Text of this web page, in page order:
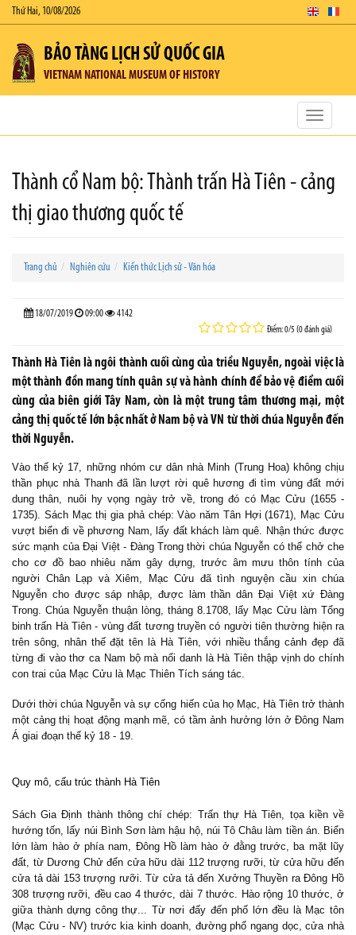
Thứ Hai, 10/08/2026
BẢO TÀNG LỊCH SỬ QUỐC GIA
VIETNAM NATIONAL MUSEUM OF HISTORY
Toggle
Thành cổ Nam bộ: Thành trấn Hà Tiên - cảng
thị giao thương quốc tế
Trang chủ Nghiên cứu Kiến thức Lịch sử - Văn hóa
18/07/2019 09:00 4142
Điểm: 0/5 (0 đánh giá)
Thành Hà Tiên là ngôi thành cuối cùng của triều Nguyễn, ngoài việc là
một thành đồn mang tính quân sự và hành chính để bảo vệ điểm cuối
cùng của biên giới Tây Nam, còn là một trung tâm thương mại, một
cảng thị quốc tế lớn bậc nhất ở Nam bộ và VN từ thời chúa Nguyễn đến
thời Nguyễn.
Vào thế kỷ 17, những nhóm cư dân nhà Minh (Trung Hoa) không chịu
thần phục nhà Thanh đã lần lượt rời quê hương đi tìm vùng đất mới
dung thân, nuôi hy vọng ngày trở về, trong đó có Mạc Cửu (1655 -
1735). Sách Mạc thị gia phả chép: Vào năm Tân Hợi (1671), Mạc Cửu
vượt biển đi về phương Nam, lấy đất khách làm quê. Nhận thức được
sức mạnh của Đại Việt - Đàng Trong thời chúa Nguyễn có thể chở che
cho cơ đồ bao nhiêu năm gây dựng, trước âm mưu thôn tính của
người Chân Lạp và Xiêm, Mạc Cửu đã tình nguyện cầu xin chúa
Nguyễn cho được sáp nhập, được làm thần dân Đại Việt xứ Đàng
Trong. Chúa Nguyễn thuận lòng, tháng 8.1708, lấy Mạc Cửu làm Tổng
binh trấn Hà Tiên - vùng đất tương truyền có người tiên thường hiện ra
trên sông, nhân thế đặt tên là Hà Tiên, với nhiều thắng cảnh đẹp đã
từng đi vào thơ ca Nam bộ mà nổi danh là Hà Tiên thập vịnh do chính
con trai của Mạc Cửu là Mạc Thiên Tích sáng tác.
Dưới thời chúa Nguyễn và sự cống hiến của họ Mạc, Hà Tiên trở thành
một cảng thị hoạt động mạnh mẽ, có tầm ảnh hưởng lớn ở Đông Nam
Á giai đoạn thế kỷ 18 - 19.
Quy mô, cấu trúc thành Hà Tiên
Sách Gia Định thành thông chí chép: Trấn thự Hà Tiên, tọa kiền về
hướng tốn, lấy núi Bình Sơn làm hậu hộ, núi Tô Châu làm tiền án. Biển
lớn làm hào ở phía nam, Đông Hồ làm hào ở đằng trước, ba mặt lũy
đất, từ Dương Chử đến cửa hữu dài 112 trượng rưỡi, từ cửa hữu đến
cửa tả dài 153 trượng rưỡi. Từ cửa tả đến Xưởng Thuyền ra Đông Hồ
308 trượng rưỡi, đều cao 4 thước, dài 7 thước. Hào rộng 10 thước, ở
giữa thành dựng công thự... Từ nơi đấy đến phố lớn đều là Mạc tôn
(Mạc Cửu - NV) trước kia kinh doanh, đường phố ngang dọc, cửa nhà